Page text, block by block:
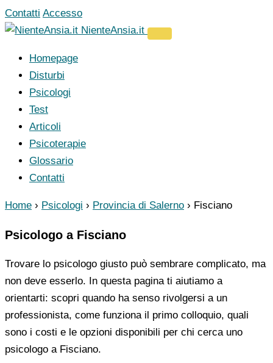
Vai
al
Contatti Accesso
NienteAnsia.it
Homepage
Disturbi
Psicologi
Test
Articoli
Psicoterapie
Glossario
Contatti
Home › Psicologi › Provincia di Salerno › Fisciano
Psicologo a Fisciano
Trovare lo psicologo giusto può sembrare complicato, ma
non deve esserlo. In questa pagina ti aiutiamo a
orientarti: scopri quando ha senso rivolgersi a un
professionista, come funziona il primo colloquio, quali
sono i costi e le opzioni disponibili per chi cerca uno
psicologo a Fisciano.